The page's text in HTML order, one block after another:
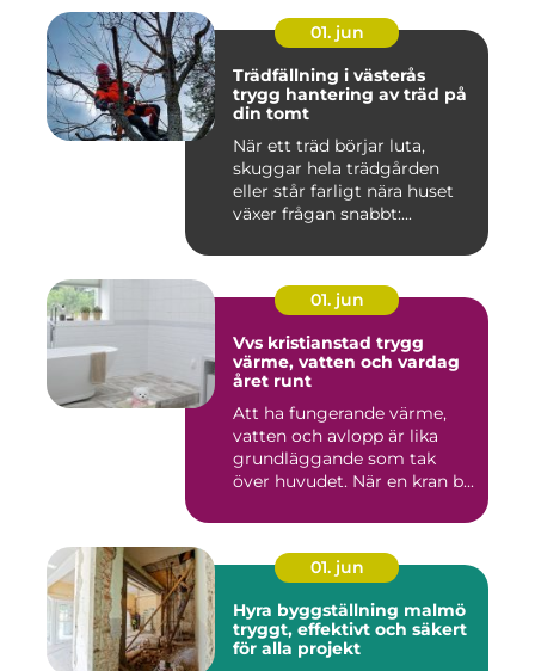
01. jun
Trädfällning i västerås
trygg hantering av träd på
din tomt
När ett träd börjar luta,
skuggar hela trädgården
eller står farligt nära huset
växer frågan snabbt:...
01. jun
Vvs kristianstad trygg
värme, vatten och vardag
året runt
Att ha fungerande värme,
vatten och avlopp är lika
grundläggande som tak
över huvudet. När en kran b...
01. jun
Hyra byggställning malmö
tryggt, effektivt och säkert
för alla projekt